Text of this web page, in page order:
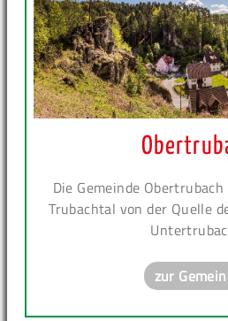
Die Gemeinde
Trubachtal von der Quelle
zur